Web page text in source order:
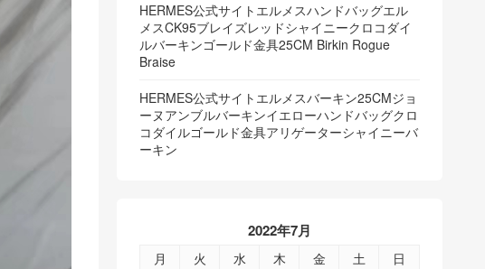
HERMES公式サイトエルメスハンドバッグエル
メスCK95ブレイズレッドシャイニークロコダイ
ルバーキンゴールド金具25CM Birkin Rogue
Braise
HERMES公式サイトエルメスバーキン25CMジョ
ーヌアンブルバーキンイエローハンドバッグクロ
コダイルゴールド金具アリゲーターシャイニーバ
ーキン
2022年7月
月 火 水 木 金 土
日